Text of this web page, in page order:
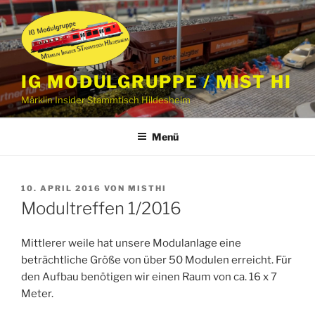
Zum
Inhalt
springen
IG MODULGRUPPE / MIST HI
Märklin Insider Stammtisch Hildesheim
Menü
VERÖFFENTLICHT
AM
10. APRIL 2016 VON MISTHI
Modultreffen 1/2016
Mittlerer weile hat unsere Modulanlage eine
beträchtliche Größe von über 50 Modulen erreicht. Für
den Aufbau benötigen wir einen Raum von ca. 16 x 7
Meter.